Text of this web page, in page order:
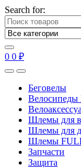
Search for:
0 0 ₽
Беговелы
Шлемы для
Шлемы для
Шлемы
Запчасти
Защита